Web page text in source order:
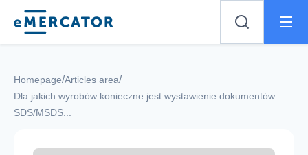
Mercator
Homepage/Articles area/
Dla jakich wyrobów konieczne jest wystawienie dokumentów
SDS/MSDS...